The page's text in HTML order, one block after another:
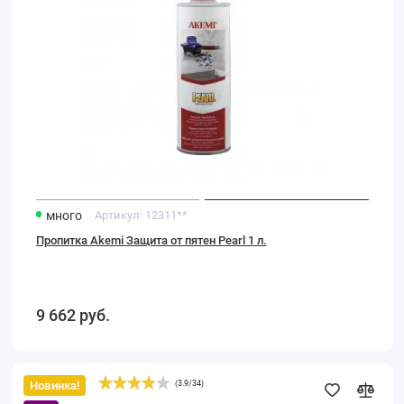
много Артикул: 12311**
Пропитка Akemi Защита от пятен Pearl 1 л.
9 662 руб.
Пропитка
Akemi
Новинка!
(3.9/34)